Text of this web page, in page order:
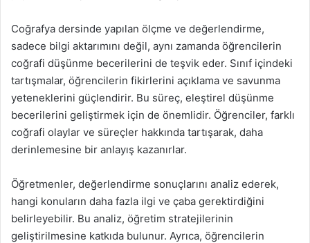
Coğrafya dersinde yapılan ölçme ve değerlendirme,
sadece bilgi aktarımını değil, aynı zamanda öğrencilerin
coğrafi düşünme becerilerini de teşvik eder. Sınıf içindeki
tartışmalar, öğrencilerin fikirlerini açıklama ve savunma
yeteneklerini güçlendirir. Bu süreç, eleştirel düşünme
becerilerini geliştirmek için de önemlidir. Öğrenciler, farklı
coğrafi olaylar ve süreçler hakkında tartışarak, daha
derinlemesine bir anlayış kazanırlar.
Öğretmenler, değerlendirme sonuçlarını analiz ederek,
hangi konuların daha fazla ilgi ve çaba gerektirdiğini
belirleyebilir. Bu analiz, öğretim stratejilerinin
geliştirilmesine katkıda bulunur. Ayrıca, öğrencilerin